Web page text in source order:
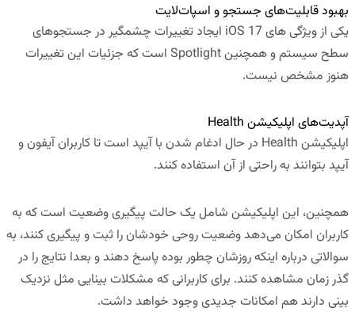
بهبود قابلیت‌های جستجو و اسپات‌لایت
یکی از ویژگی های iOS 17 ایجاد تغییرات چشمگیر در جستجوهای
سطح سیستم و همچنین Spotlight است که جزئیات این تغییرات
هنوز مشخص نیست.
آپدیت‌های اپلیکیشن Health
اپلیکیشن Health در حال ادغام شدن با آیپد است تا کاربران آیفون و
آیپد بتوانند به راحتی از آن استفاده کنند.
همچنین، این اپلیکیشن شامل یک حالت پیگیری وضعیت است که به
کاربران امکان می‌دهد وضعیت روحی خودشان را ثبت و پیگیری کنند، به
سوالاتی درباره اینکه روزشان چطور بوده پاسخ دهند و بعدا نتایج را در
گذر زمان مشاهده کنند. برای کاربرانی که مشکلات بینایی مثل نزدیک
بینی دارند هم امکانات جدیدی وجود خواهد داشت.